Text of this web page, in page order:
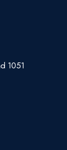
1051